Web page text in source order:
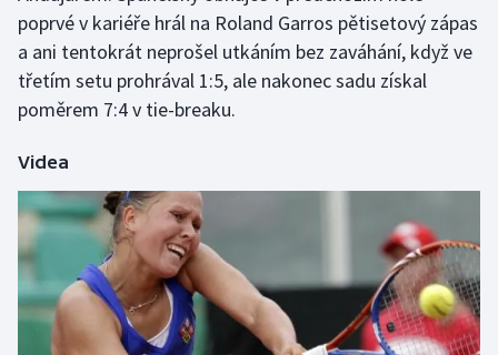
poprvé v kariéře hrál na Roland Garros pětisetový zápas
a ani tentokrát neprošel utkáním bez zaváhání, když ve
třetím setu prohrával 1:5, ale nakonec sadu získal
poměrem 7:4 v tie-breaku.
Videa